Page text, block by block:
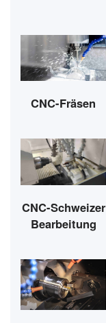
CNC-Fräsen
CNC-Schweizer
Bearbeitung